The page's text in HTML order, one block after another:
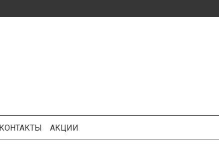
КОНТАКТЫ АКЦИИ